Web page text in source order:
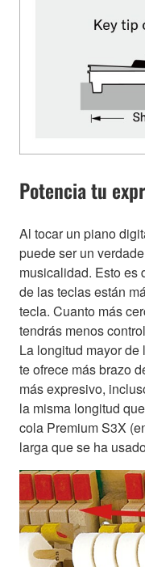
Potencia tu
Al tocar un piano
puede ser un
musicalidad. Esto es
de las teclas están
tecla. Cuanto más
tendrás menos
La longitud mayor
te ofrece más brazo
más expresivo,
la misma longitud
cola Premium S3X
larga que se ha